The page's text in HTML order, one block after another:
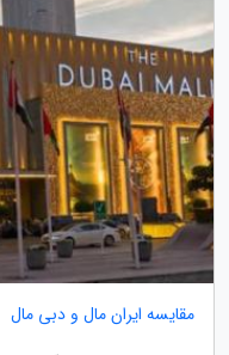
مقایسه ایران مال و دبی مال